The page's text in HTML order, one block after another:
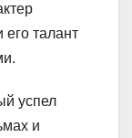
его талант
успел
и